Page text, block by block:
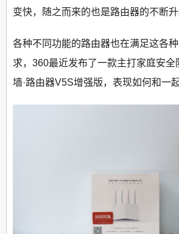
变快，随之而来的也是路由器的不断升
各种不同功能的路由器也在满足这各
求，360最近发布了一款主打家庭安全
墙·路由器V5S增强版，表现如何和一